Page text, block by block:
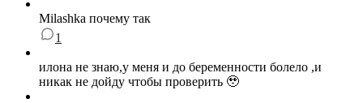
Milashka почему так
1
илона не знаю,у меня и до беременности болело ,и
никак не дойду чтобы проверить 🥹